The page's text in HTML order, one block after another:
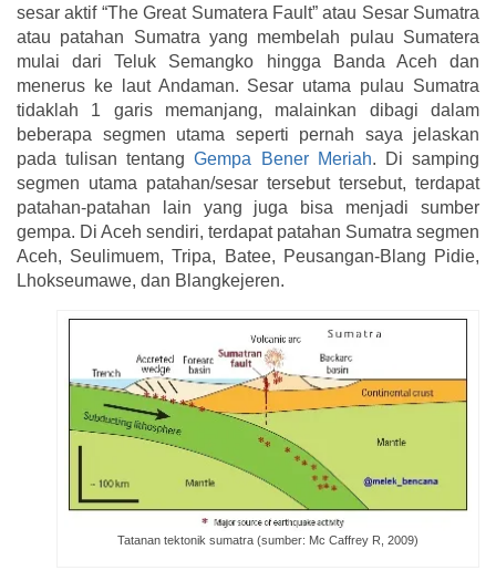
sesar aktif “The Great Sumatera Fault” atau Sesar Sumatra
atau patahan Sumatra yang membelah pulau Sumatera
mulai dari Teluk Semangko hingga Banda Aceh dan
menerus ke laut Andaman. Sesar utama pulau Sumatra
tidaklah 1 garis memanjang, malainkan dibagi dalam
beberapa segmen utama seperti pernah saya jelaskan
pada tulisan tentangGempa Bener Meriah. Di samping
segmen utama patahan/sesar tersebut tersebut, terdapat
patahan-patahan lain yang juga bisa menjadi sumber
gempa. Di Aceh sendiri, terdapat patahan Sumatra segmen
Aceh, Seulimuem, Tripa, Batee, Peusangan-Blang Pidie,
Lhokseumawe, dan Blangkejeren.
Tatanan tektonik sumatra (sumber: Mc Caffrey R, 2009)